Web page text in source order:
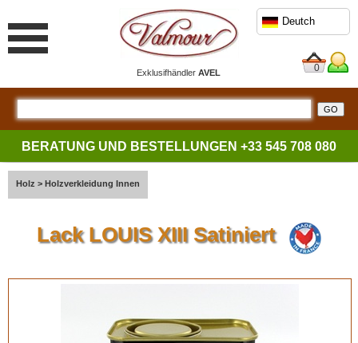
ExklusifhändlerAVEL
Deutch
0
BERATUNG UND BESTELLUNGEN +33 545 708 080
Holz > Holzverkleidung Innen
Lack LOUIS XIII Satiniert